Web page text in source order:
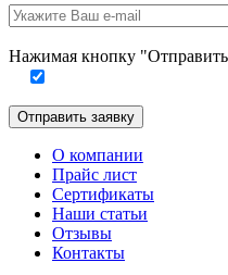
Ваш
e-
mail
это
поле
Нажимая кнопку
Отправить заявку
О компании
Прайс лист
Сертификаты
Наши статьи
Отзывы
Контакты